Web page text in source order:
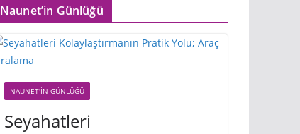
Naunet’in Günlüğü
NAUNET'IN GÜNLÜĞÜ
Seyahatleri